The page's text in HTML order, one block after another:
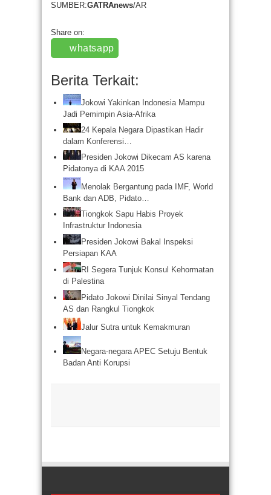
SUMBER:GATRAnews/AR
Share on:
whatsapp
Berita Terkait:
Jokowi Yakinkan Indonesia Mampu
Jadi Pemimpin Asia-Afrika
24 Kepala Negara Dipastikan Hadir
dalam Konferensi…
Presiden Jokowi Dikecam AS karena
Pidatonya di KAA 2015
Menolak Bergantung pada IMF, World
Bank dan ADB, Pidato…
Tiongkok Sapu Habis Proyek
Infrastruktur Indonesia
Presiden Jokowi Bakal Inspeksi
Persiapan KAA
RI Segera Tunjuk Konsul Kehormatan
di Palestina
Pidato Jokowi Dinilai Sinyal Tendang
AS dan Rangkul Tiongkok
Jalur Sutra untuk Kemakmuran
Negara-negara APEC Setuju Bentuk
Badan Anti Korupsi